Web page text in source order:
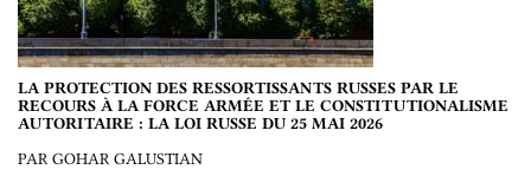
LA PROTECTION DES RESSORTISSANTS RUSSES PAR LE
RECOURS À LA FORCE ARMÉE ET LE CONSTITUTIONALISME
AUTORITAIRE : LA LOI RUSSE DU 25 MAI 2026
PAR GOHAR GALUSTIAN